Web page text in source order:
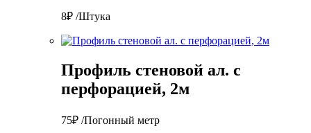
8₽ /Штука
Профиль стеновой ал. с
перфорацией, 2м
75₽ /Погонный метр